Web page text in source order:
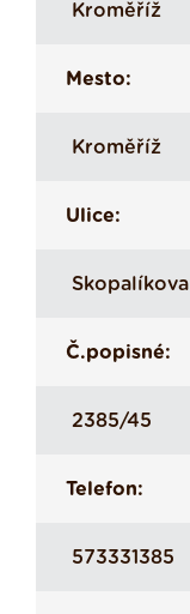
Kroměříž
Mesto:
Kroměříž
Ulice:
Skopalíkova
Č.popisné:
2385/45
Telefon:
573331385